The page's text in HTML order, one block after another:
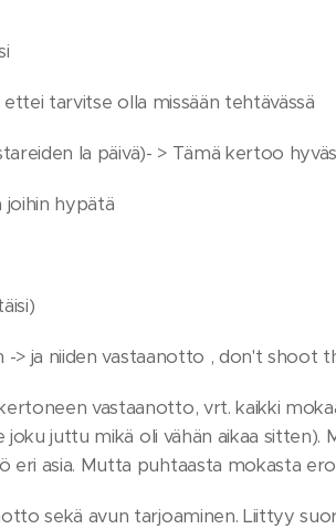
tarvitse olla missään tehtävässä
la päivä)- > Tämä kertoo
joihin hypätä
-> ja niiden vastaanotto , don't shoot
vastaanotto, vrt. kaikki
juttu mikä oli vähän aikaa sitten).
eri asia. Mutta puhtaasta mokasta
sekä avun tarjoaminen. Liittyy